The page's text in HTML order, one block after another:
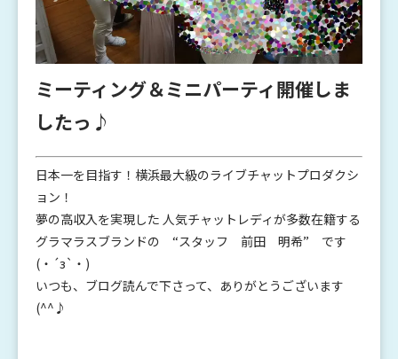
ミーティング＆ミニパーティ開催しま
したっ♪
日本一を目指す！横浜最大級のライブチャットプロダクシ
ョン！
夢の高収入を実現した 人気チャットレディが多数在籍する
グラマラスブランドの “スタッフ 前田 明希” です
(・´з`・)
いつも、ブログ読んで下さって、ありがとうございます
(^^♪